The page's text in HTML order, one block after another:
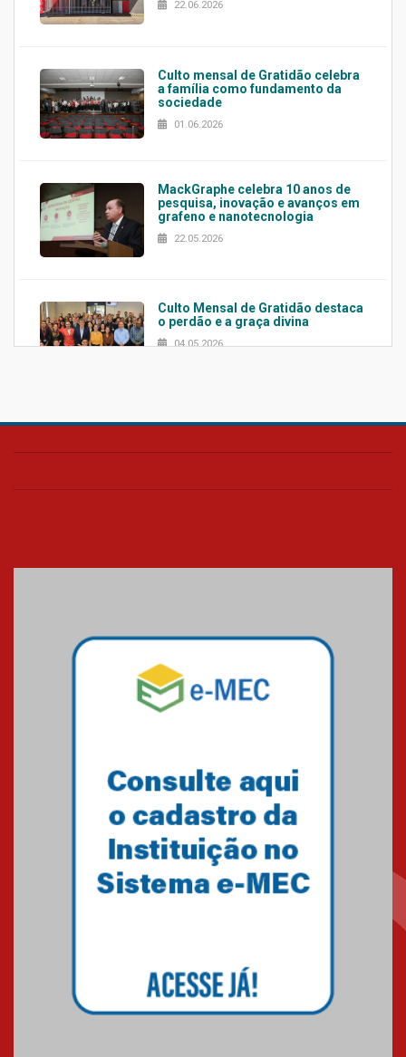
22.06.2026
Culto mensal de Gratidão celebra
a família como fundamento da
sociedade
01.06.2026
MackGraphe celebra 10 anos de
pesquisa, inovação e avanços em
grafeno e nanotecnologia
22.05.2026
Culto Mensal de Gratidão destaca
o perdão e a graça divina
04.05.2026
Confira como foi o culto mensal
Mackenzie mobiliza campanha
solidária para apoiar famílias em
Minas Gerais
Primeiro culto do ano ressalta o
27.02.2026